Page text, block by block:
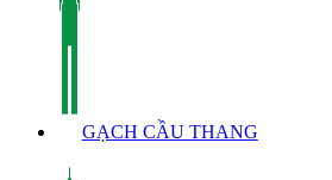
GẠCH CẦU THANG